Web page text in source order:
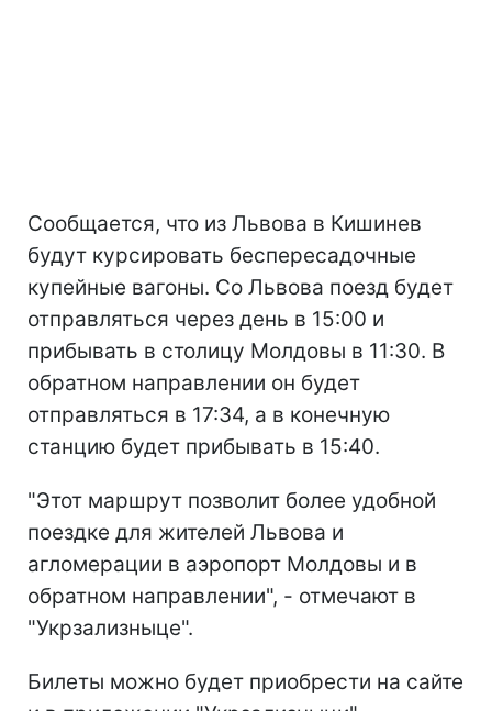
Сообщается, что из Львова в Кишинев
будут курсировать беспересадочные
купейные вагоны. Со Львова поезд будет
отправляться через день в 15:00 и
прибывать в столицу Молдовы в 11:30. В
обратном направлении он будет
отправляться в 17:34, а в конечную
станцию будет прибывать в 15:40.
"Этот маршрут позволит более удобной
поездке для жителей Львова и
агломерации в аэропорт Молдовы и в
обратном направлении", - отмечают в
"Укрзализныце".
Билеты можно будет приобрести на сайте